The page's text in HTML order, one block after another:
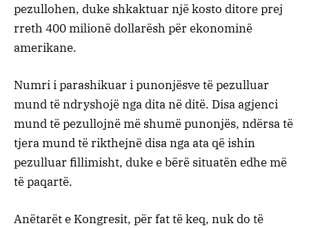
pezullohen, duke shkaktuar një kosto ditore prej
rreth 400 milionë dollarësh për ekonominë
amerikane.
Numri i parashikuar i punonjësve të pezulluar
mund të ndryshojë nga dita në ditë. Disa agjenci
mund të pezullojnë më shumë punonjës, ndërsa të
tjera mund të rikthejnë disa nga ata që ishin
pezulluar fillimisht, duke e bërë situatën edhe më
të paqartë.
Anëtarët e Kongresit, për fat të keq, nuk do të